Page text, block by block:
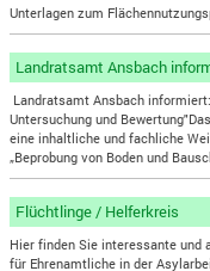
Unterlagen zum
Landratsamt Ansbach
Landratsamt Ansbach
Untersuchung und
eine inhaltliche und fachliche
„Beprobung von Boden und
Flüchtlinge / Helferkreis
Hier finden Sie interessante und
für Ehrenamtliche in der